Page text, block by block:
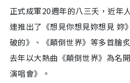
正式成軍20週年的八三夭，近年
連推出了《想見你想見妳想見 妳
破的》、《顛倒世界》等多首膾
去年以大熱曲《顛倒世界》為名
演唱會》。